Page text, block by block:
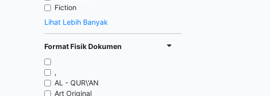
Fiction
Lihat Lebih Banyak
Format Fisik Dokumen
,
AL - QUR\'AN
Art Original